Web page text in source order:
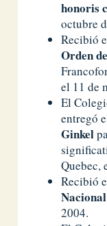
honoris
octubre
Recibió
Orden
el 11 de
El
entregó
Ginkel
Quebec,
Recibió
2004.